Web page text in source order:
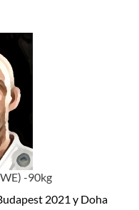
-90kg
2021 y Doha